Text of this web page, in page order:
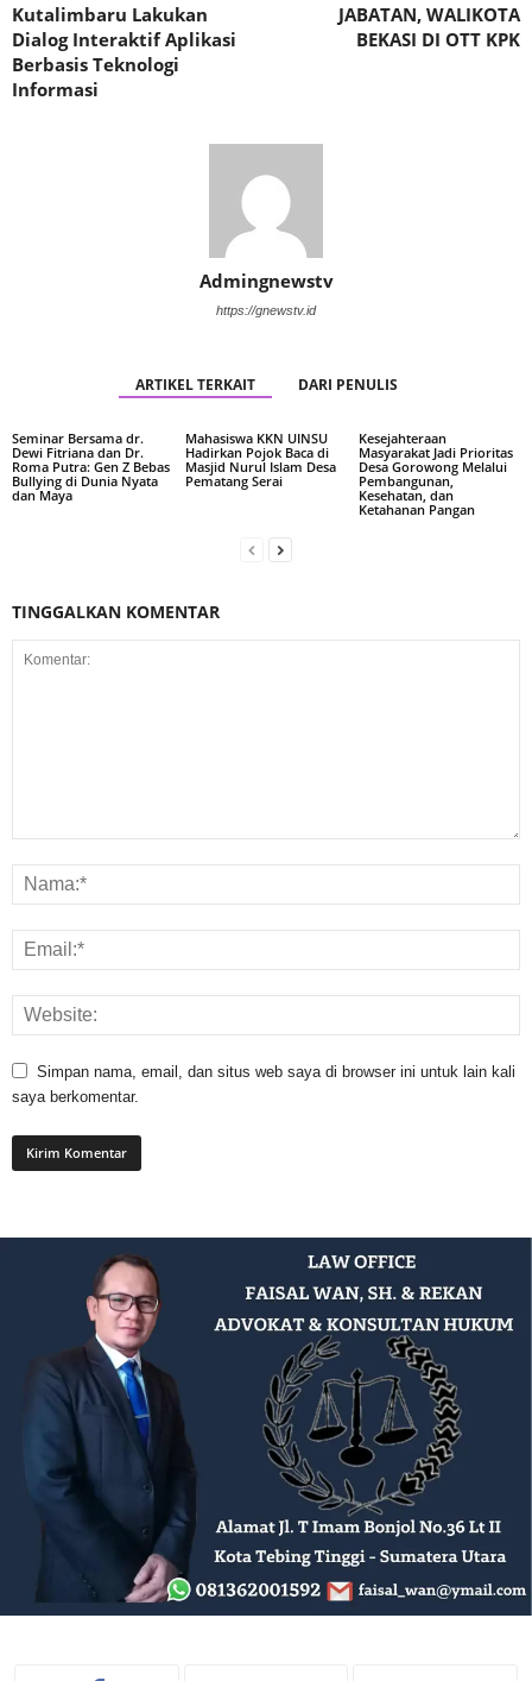
Kutalimbaru Lakukan
Dialog Interaktif Aplikasi
Berbasis Teknologi
Informasi
JABATAN, WALIKOTA
BEKASI DI OTT KPK
Admingnewstv
https://gnewstv.id
ARTIKEL TERKAIT DARI PENULIS
Seminar Bersama dr.
Dewi Fitriana dan Dr.
Roma Putra: Gen Z Bebas
Bullying di Dunia Nyata
dan Maya
Mahasiswa KKN UINSU
Hadirkan Pojok Baca di
Masjid Nurul Islam Desa
Pematang Serai
Kesejahteraan
Masyarakat Jadi Prioritas
Desa Gorowong Melalui
Pembangunan,
Kesehatan, dan
Ketahanan Pangan
TINGGALKAN KOMENTAR
Simpan nama, email, dan situs web saya di browser ini untuk lain kali
saya berkomentar.